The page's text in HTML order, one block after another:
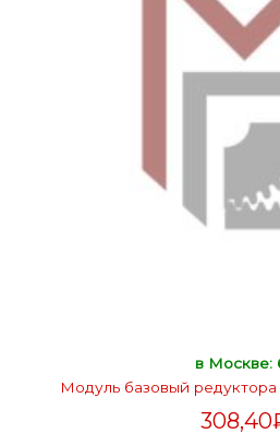
в Москве:
Модуль базовый
308,40